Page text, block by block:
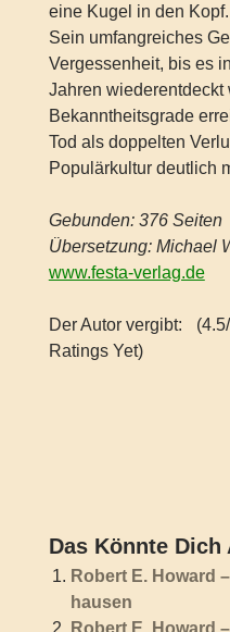
eine Kugel in den
Sein umfangreiches
Vergessenheit, bis es
Jahren
Bekanntheitsgrade
Tod als doppelten
Populärkultur deutlich
Gebunden: 376 Seiten
Übersetzung: Michael
www.festa-verlag.de
Der Autor vergibt:
Ratings Yet)
Das Könnte
Robert E. Howard
hausen
Robert E. Howard